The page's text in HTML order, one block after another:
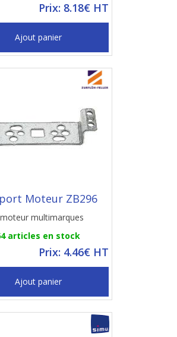
Prix: 8.18€ HT
Ajout panier
Moteur ZB296
multimarques
articles en stock
Prix: 4.46€ HT
Ajout panier